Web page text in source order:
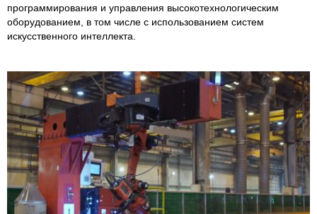
программирования и управления высокотехнологическим
оборудованием, в том числе с использованием систем
искусственного интеллекта.